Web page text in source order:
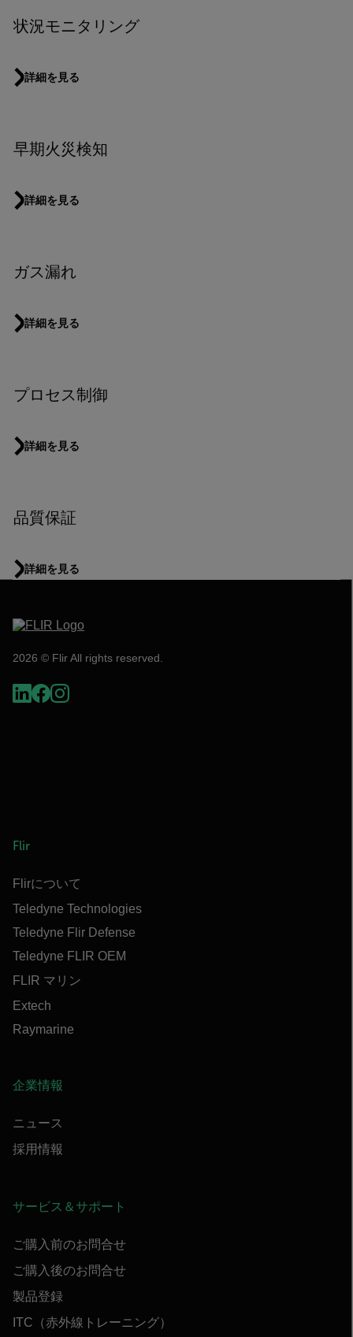
状況モニタリング
詳細を見る
早期火災検知
詳細を見る
ガス漏れ
詳細を見る
プロセス制御
詳細を見る
品質保証
詳細を見る
2026 © Flir All rights reserved.
Flir
Flirについて
Teledyne Technologies
Teledyne Flir Defense
Teledyne FLIR OEM
FLIR マリン
Extech
Raymarine
企業情報
ニュース
採用情報
サービス＆サポート
ご購入前のお問合せ
ご購入後のお問合せ
製品登録
ITC（赤外線トレーニング）